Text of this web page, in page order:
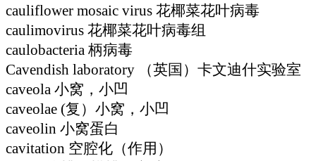
cauliflower mosaic virus 花椰菜花叶病毒
caulimovirus 花椰菜花叶病毒组
caulobacteria 柄病毒
Cavendish laboratory （英国）卡文迪什实验室
caveola 小窝，小凹
caveolae (复）小窝，小凹
caveolin 小窝蛋白
cavitation 空腔化（作用）